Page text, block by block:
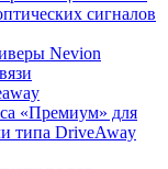
сигналов
Nevion
«Премиум» для
типа DriveAway